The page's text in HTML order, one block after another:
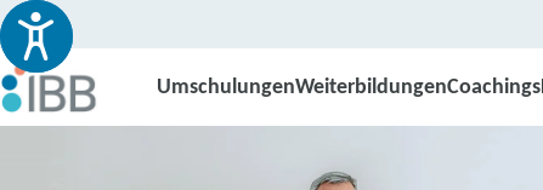
UmschulungenWeiterbildungenCoachings